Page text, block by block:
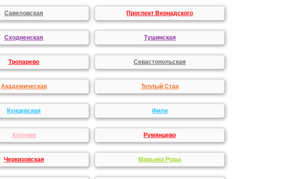
Савеловская Проспект Вернадского
Сходненская Тушинская
Тропарево Севастопольская
Академическая Теплый Стан
Кунцевская Фили
Коптево Румянцево
Черкизовская Марьина Роща